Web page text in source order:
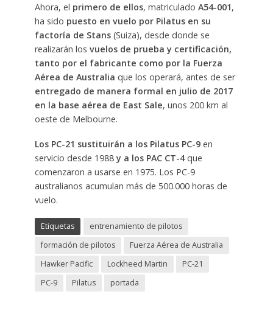
Ahora, el primero de ellos, matriculado A54-001,
ha sido puesto en vuelo por Pilatus en su
factoría de Stans(Suiza), desde donde se
realizarán los vuelos de prueba y certificación,
tanto por el fabricante como por la Fuerza
Aérea de Australia que los operará, antes de ser
entregado de manera formal en julio de 2017
en la base aérea de East Sale, unos 200 km al
oeste de Melbourne.
Los PC-21 sustituirán a los Pilatus PC-9 en
servicio desde 1988 y a los PAC CT-4que
comenzaron a usarse en 1975. Los PC-9
australianos acumulan más de 500.000 horas de
vuelo.
Etiquetas
entrenamiento de pilotos
formación de pilotos
Fuerza Aérea de Australia
Hawker Pacific
Lockheed Martin
PC-21
PC-9
Pilatus portada